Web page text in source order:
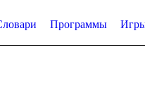
Программы